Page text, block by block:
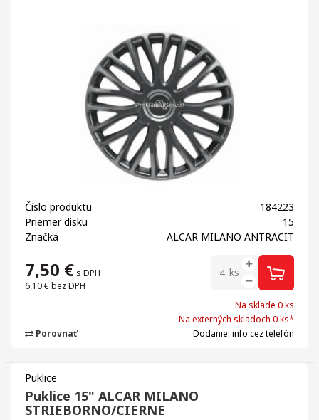
Číslo produktu
184223
Priemer disku
15
Značka
ALCAR MILANO ANTRACIT
7,50 € s DPH
6,10 € bez DPH
ks
Na sklade 0 ks
Na externých skladoch 0 ks*
Dodanie: info cez telefón
Porovnať
Puklice
Puklice 15" ALCAR MILANO
STRIEBORNO/CIERNE